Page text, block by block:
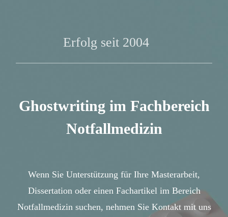
Ghostwriting im Fachbereich
Notfallmedizin
Wenn Sie Unterstützung für Ihre Masterarbeit,
Dissertation oder einen Fachartikel im Bereich
Notfallmedizin suchen, nehmen Sie Kontakt mit uns